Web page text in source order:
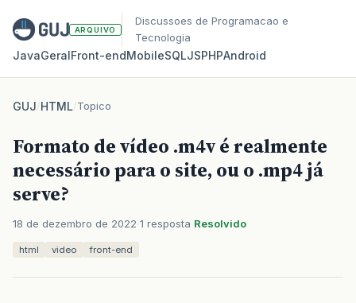
ARQUIVO
Discussoes de Programacao e
Tecnologia
JavaGeralFront‑endMobileSQLJSPHPAndroid
GUJ/HTML/Topico
Formato de vídeo .m4v é realmente
necessário para o site, ou o .mp4 já
serve?
18 de dezembro de 2022 1 resposta Resolvido
html video front-end